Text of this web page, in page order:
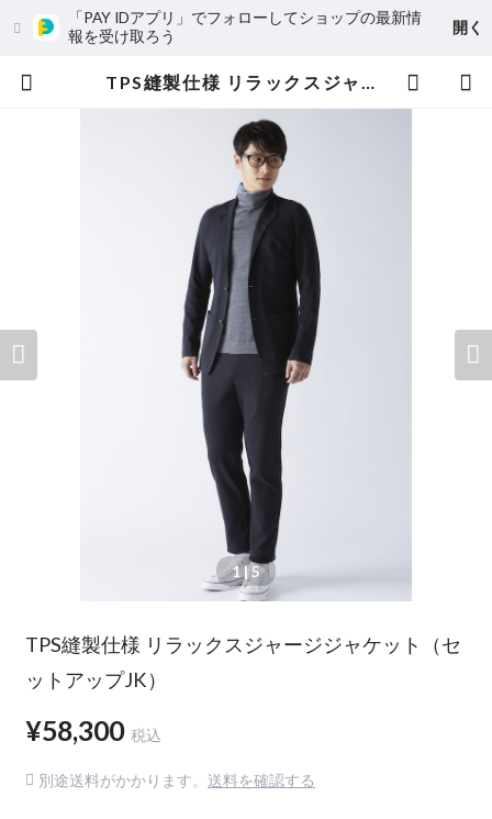
「PAY IDアプリ」でフォローしてショップの最新情
報を受け取ろう
開く
TPS縫製仕様 リラックスジャージジャケット（セットアップJK） | Magnolia Tokyo
1| 5
TPS縫製仕様 リラックスジャージジャケット（セ
ットアップJK）
¥58,300 税込
別途送料がかかります。 送料を確認する